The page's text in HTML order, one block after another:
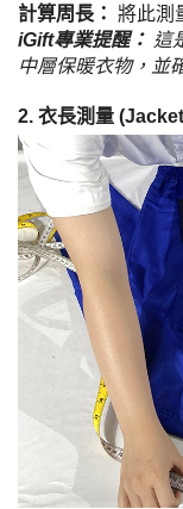
計算周長： 將此測
iGift專業提醒： 這
中層保暖衣物，並
2. 衣長測量